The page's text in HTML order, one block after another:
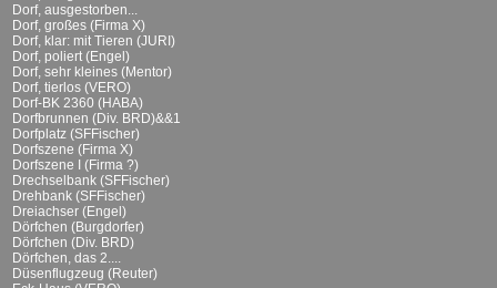
Dorf, ausgestorben...
Dorf, großes (Firma X)
Dorf, klar: mit Tieren (JURI)
Dorf, poliert (Engel)
Dorf, sehr kleines (Mentor)
Dorf, tierlos (VERO)
Dorf-BK 2360 (HABA)
Dorfbrunnen (Div. BRD)&&1
Dorfplatz (SFFischer)
Dorfszene (Firma X)
Dorfszene I (Firma ?)
Drechselbank (SFFischer)
Drehbank (SFFischer)
Dreiachser (Engel)
Dörfchen (Burgdorfer)
Dörfchen (Div. BRD)
Dörfchen, das 2....
Düsenflugzeug (Reuter)